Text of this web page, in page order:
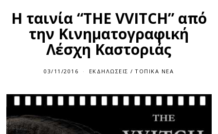
Η ταινία “THE VVITCH” από
την Κινηματογραφική
Λέσχη Καστοριάς
03/11/2016
1
/
0
1
ΕΚΔΗΛΏΣΕΙΣ / ΤΟΠΙΚΆ ΝΈΑ